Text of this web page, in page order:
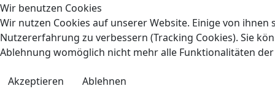
Wir benutzen Cookies
Wir nutzen Cookies auf unserer Website. Einige von
Nutzererfahrung zu verbessern (Tracking Cookies). Sie
Ablehnung womöglich nicht mehr alle Funktionalitäten
Akzeptieren Ablehnen